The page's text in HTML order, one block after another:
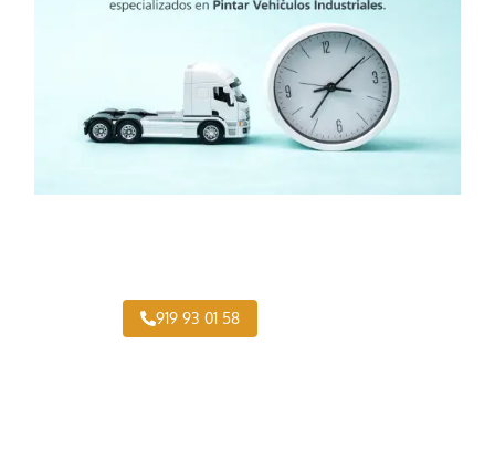
919 93 01 58